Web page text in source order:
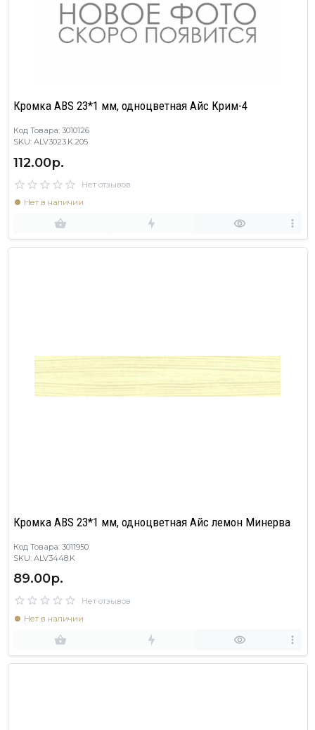
Кромка ABS 23*1 мм, одноцветная Айс Крим-4
Код Товара: 3010126
SKU: ALV3023.K.205
112.00р.
Нет отзывов
Нет в наличии
Кромка ABS 23*1 мм, одноцветная Айс лемон Минерва
Код Товара: 3011950
SKU: ALV3448.K
89.00р.
Нет отзывов
Нет в наличии